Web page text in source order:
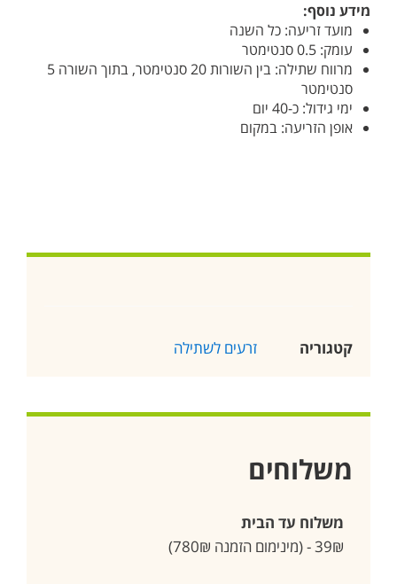
מידע נוסף:
מועד זריעה: כל השנה
עומק: 0.5 סנטימטר
מרווח שתילה: בין השורות 20 סנטימטר, בתוך השורה 5
סנטימטר
ימי גידול: כ-40 יום
אופן הזריעה: במקום
קטגוריה זרעים לשתילה
משלוחים
משלוח עד הבית
39₪ - (מינימום הזמנה 780₪)